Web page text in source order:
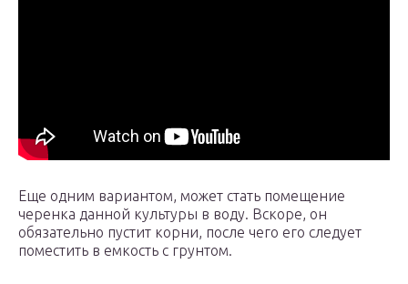
Еще одним вариантом, может стать помещение
черенка данной культуры в воду. Вскоре, он
обязательно пустит корни, после чего его следует
поместить в емкость с грунтом.